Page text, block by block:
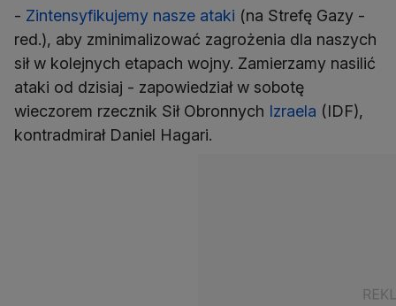
- Zintensyfikujemy nasze ataki (na Strefę Gazy -
red.), aby zminimalizować zagrożenia dla naszych
sił w kolejnych etapach wojny. Zamierzamy nasilić
ataki od dzisiaj - zapowiedział w sobotę
wieczorem rzecznik Sił Obronnych Izraela (IDF),
kontradmirał Daniel Hagari.